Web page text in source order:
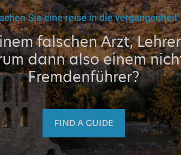
Sie eine reise in die vergangenheit
falschen Arzt,
dann also einem
Fremdenführer?
FIND A GUIDE